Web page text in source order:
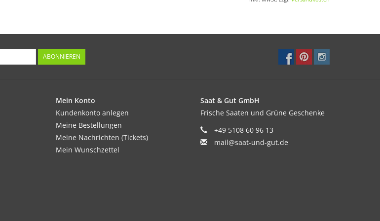
ABONNIEREN
Mein Konto
Kundenkonto anlegen
Meine Bestellungen
Meine Nachrichten (Tickets)
Mein Wunschzettel
Saat & Gut GmbH
Frische Saaten und Grüne Geschenke
+49 5108 60 96 13
mail@saat-und-gut.de